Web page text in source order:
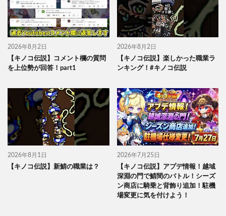
2026年8月2日
【キノコ伝説】コメント欄の質問
を上位勢が回答！part1
2026年8月2日
【キノコ伝説】楽しかった職業ラ
ンキング！#キノコ伝説
2026年8月1日
【キノコ伝説】新鯖の職業は？
2026年7月25日
【キノコ伝説】アプデ情報！越域
深淵の門で鯖間のバトル！シーズ
ン商店に騎乗と背飾り追加！駐機
場変更に気を付けよう！